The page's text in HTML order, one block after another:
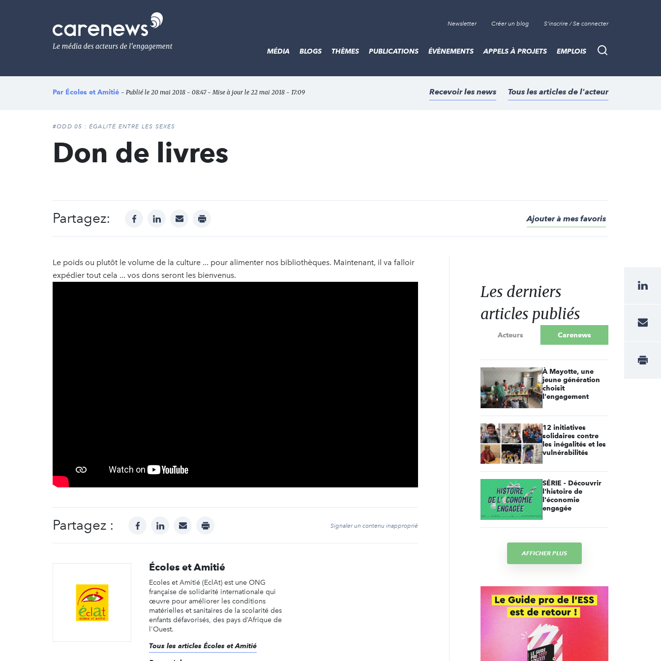
Le
média
de
l'engagement
Newsletter Créer un blog S'inscrire / Se connecter
Recherche
MÉDIA BLOGS THÈMES PUBLICATIONS ÉVÈNEMENTS APPELS À PROJETS EMPLOIS
Par Écoles et Amitié - Publié le 20 mai 2018 - 08:47 - Mise à jour le 22 mai 2018 - 17:09 Recevoir les news Tous les articles de l'acteur
#ODD 05 : ÉGALITÉ ENTRE LES SEXES
Don de livres
Partagez: facebooklinkedinmail print Ajouter à mes favoris
Le poids ou plutôt le volume de la culture ... pour alimenter nos bibliothèques. Maintenant, il va falloir
expédier tout cela ... vos dons seront les bienvenus.
Partagez : facebooklinkedinmail print Signaler un contenu inapproprié
Écoles et Amitié
Ecoles et Amitié (EclAt) est une ONG
française de solidarité internationale qui
œuvre pour améliorer les conditions
matérielles et sanitaires de la scolarité des
enfants défavorisés, des pays d’Afrique de
l'Ouest.
Tous les articles Écoles et Amitié
Les derniers
articles publiés
Acteurs Carenews
À Mayotte, une
jeune génération
choisit
l'engagement
12 initiatives
solidaires contre
les inégalités et les
vulnérabilités
SÉRIE - Découvrir
l'histoire de
l'économie
engagée
AFFICHER PLUS